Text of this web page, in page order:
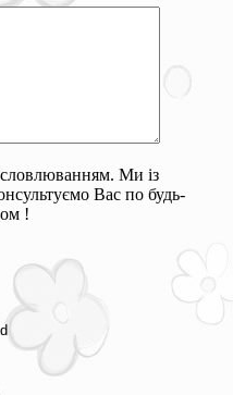
Ми із
Вас по будь-
!